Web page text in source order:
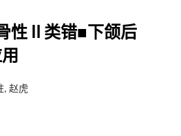
性Ⅱ类错■下颌后
, 赵虎